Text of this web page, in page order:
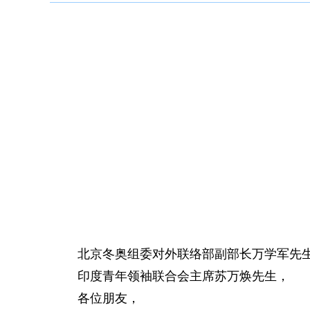
北京冬奥组委对外联络部副部长万学军先
印度青年领袖联合会主席苏万焕先生，
各位朋友，